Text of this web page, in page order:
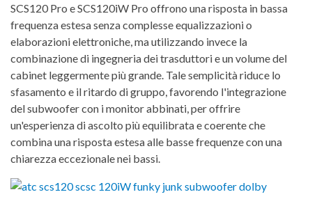
SCS120 Pro e SCS120iW Pro offrono una risposta in bassa
frequenza estesa senza complesse equalizzazioni o
elaborazioni elettroniche, ma utilizzando invece la
combinazione di ingegneria dei trasduttori e un volume del
cabinet leggermente più grande. Tale semplicità riduce lo
sfasamento e il ritardo di gruppo, favorendo l'integrazione
del subwoofer con i monitor abbinati, per offrire
un'esperienza di ascolto più equilibrata e coerente che
combina una risposta estesa alle basse frequenze con una
chiarezza eccezionale nei bassi.